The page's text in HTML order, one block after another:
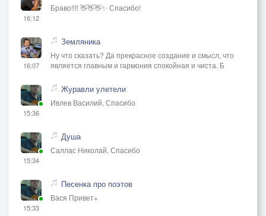
16:12
Браво!!!! 👋👋👋✨ Спасибо!
16:07
Земляника
Ну что сказать? Да прекрасное создание и смысл, что
является главным и гармония спокойная и чиста. Б
15:36
Журавли улетели
Ивлев Василий, Спасибо
15:34
Душа
Саллас Николай, Спасибо
15:33
Песенка про поэтов
Вася Привет+